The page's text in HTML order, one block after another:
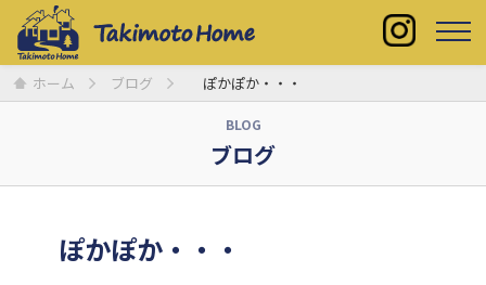
ホーム ブログ ぽかぽか・・・
BLOG
ブログ
ぽかぽか・・・